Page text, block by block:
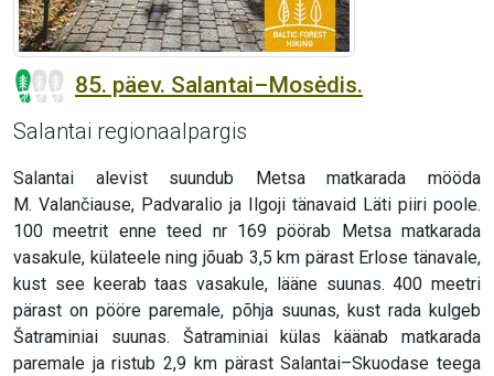
85. päev. Salantai–Mosėdis.
Salantai regionaalpargis
Salantai alevist suundub Metsa matkarada mööda
M. Valančiause, Padvaralio ja Ilgoji tänavaid Läti piiri poole.
100 meetrit enne teed nr 169 pöörab Metsa matkarada
vasakule, külateele ning jõuab 3,5 km pärast Erlose tänavale,
kust see keerab taas vasakule, lääne suunas. 400 meetri
pärast on pööre paremale, põhja suunas, kust rada kulgeb
Šatraminiai suunas. Šatraminiai külas käänab matkarada
paremale ja ristub 2,9 km pärast Salantai–Skuodase teega